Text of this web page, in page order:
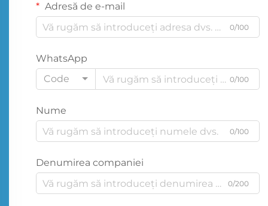
Adresă de e-mail
0/100
WhatsApp
Code
0/100
Nume
0/100
Denumirea companiei
0/200